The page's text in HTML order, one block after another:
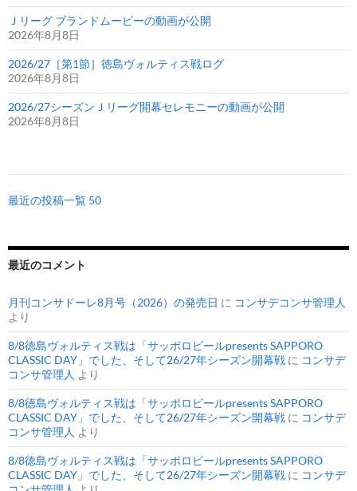
Ｊリーグ ブランドムービーの動画が公開
2026年8月8日
2026/27［第1節］徳島ヴォルティス戦ログ
2026年8月8日
2026/27シーズンＪリーグ開幕セレモニーの動画が公開
2026年8月8日
最近の投稿一覧 50
最近のコメント
月刊コンサドーレ8月号（2026）の発売日 に コンサデコンサ管理人
より
8/8徳島ヴォルティス戦は「サッポロビールpresents SAPPORO
CLASSIC DAY」でした、そして26/27年シーズン開幕戦 に コンサデ
コンサ管理人 より
8/8徳島ヴォルティス戦は「サッポロビールpresents SAPPORO
CLASSIC DAY」でした、そして26/27年シーズン開幕戦 に コンサデ
コンサ管理人 より
8/8徳島ヴォルティス戦は「サッポロビールpresents SAPPORO
CLASSIC DAY」でした、そして26/27年シーズン開幕戦 に コンサデ